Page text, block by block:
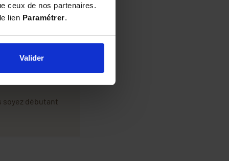
ceux de nos partenaires.
lien Paramétrer.
Valider
Apiculture.net.
abeilles depuis
soyez débutant